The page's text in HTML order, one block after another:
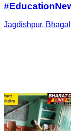
Jagdishpur,